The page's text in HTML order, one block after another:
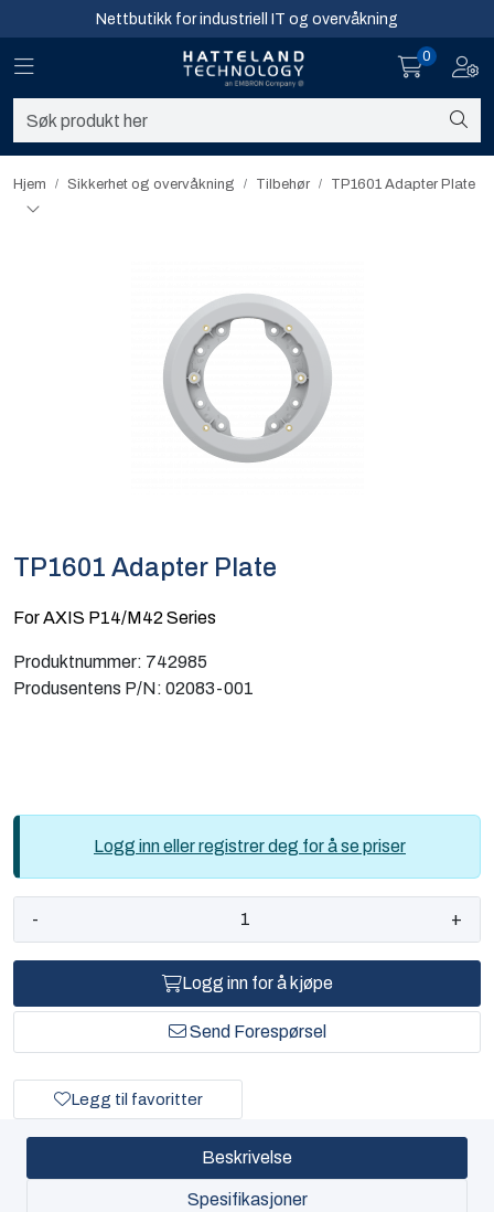
Skip to main contentNettbutikk for industriell IT og overvåkning
Toggle navigation
0
Hjem Sikkerhet og overvåkning Tilbehør TP1601 Adapter Plate
TP1601 Adapter Plate
For AXIS P14/M42 Series
Produktnummer: 742985
Produsentens P/N: 02083-001
Logg inn eller registrer deg for å se priser
- +
Logg inn for å kjøpe
Send Forespørsel
Legg til favoritter
Beskrivelse
Spesifikasjoner
Nettverk
Computing
Sikkerhet og overvåkning
Software og analyse
Infosenter